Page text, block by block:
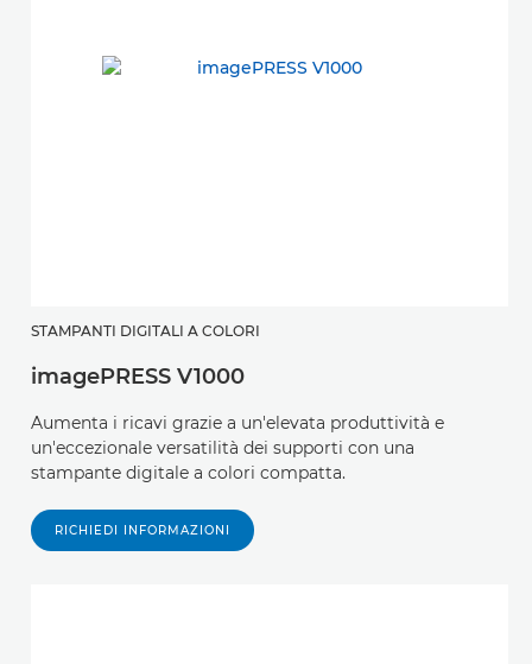
STAMPANTI DIGITALI A COLORI
imagePRESS V1000
Aumenta i ricavi grazie a un'elevata produttività e
un'eccezionale versatilità dei supporti con una
stampante digitale a colori compatta.
RICHIEDI INFORMAZIONI